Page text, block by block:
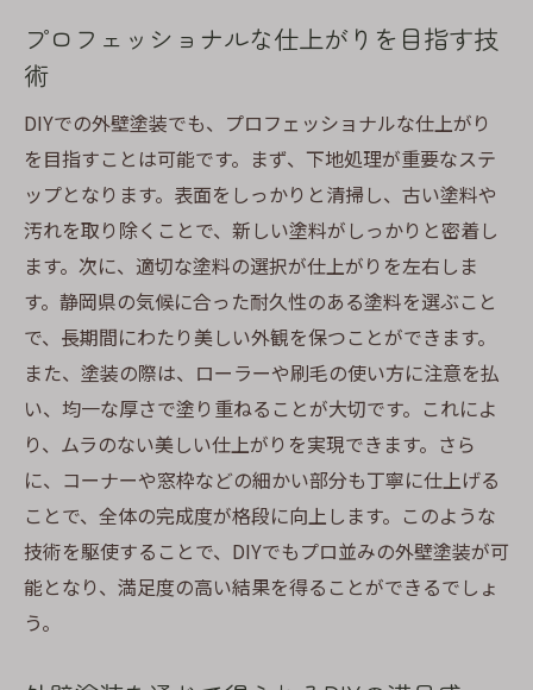
色彩効果を活用したデザインの工夫
トレンドを取り入れた現代的な外観
自分だけのエクステリアを作るテクニック
スタイルを反映させた外壁デザインの提案
静岡県で始める外壁塗装DIY必要な道具と材料の
選び方
初心者におすすめの基本ツール
必要な塗料とその特性を理解する
コストを抑えるための賢い材料選び
作業効率を高めるための便利グッズ
プロも使うおすすめ道具の紹介
購入前に知っておくべき素材の特性
プロフェッショナルな仕上がりを目指す技
術
DIYでの外壁塗装でも、プロフェッショナルな仕上がり
を目指すことは可能です。まず、下地処理が重要なステ
ップとなります。表面をしっかりと清掃し、古い塗料や
汚れを取り除くことで、新しい塗料がしっかりと密着し
ます。次に、適切な塗料の選択が仕上がりを左右しま
す。静岡県の気候に合った耐久性のある塗料を選ぶこと
で、長期間にわたり美しい外観を保つことができます。
また、塗装の際は、ローラーや刷毛の使い方に注意を払
い、均一な厚さで塗り重ねることが大切です。これによ
り、ムラのない美しい仕上がりを実現できます。さら
に、コーナーや窓枠などの細かい部分も丁寧に仕上げる
ことで、全体の完成度が格段に向上します。このような
技術を駆使することで、DIYでもプロ並みの外壁塗装が可
能となり、満足度の高い結果を得ることができるでしょ
う。